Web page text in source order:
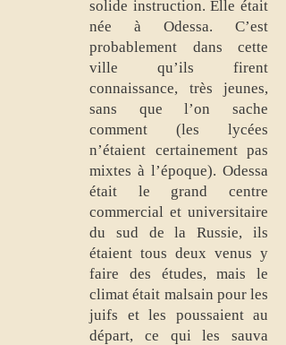
solide instruction. Elle était
née à Odessa. C’est
probablement dans cette
ville qu’ils firent
connaissance, très jeunes,
sans que l’on sache
comment (les lycées
n’étaient certainement pas
mixtes à l’époque). Odessa
était le grand centre
commercial et universitaire
du sud de la Russie, ils
étaient tous deux venus y
faire des études, mais le
climat était malsain pour les
juifs et les poussaient au
départ, ce qui les sauva